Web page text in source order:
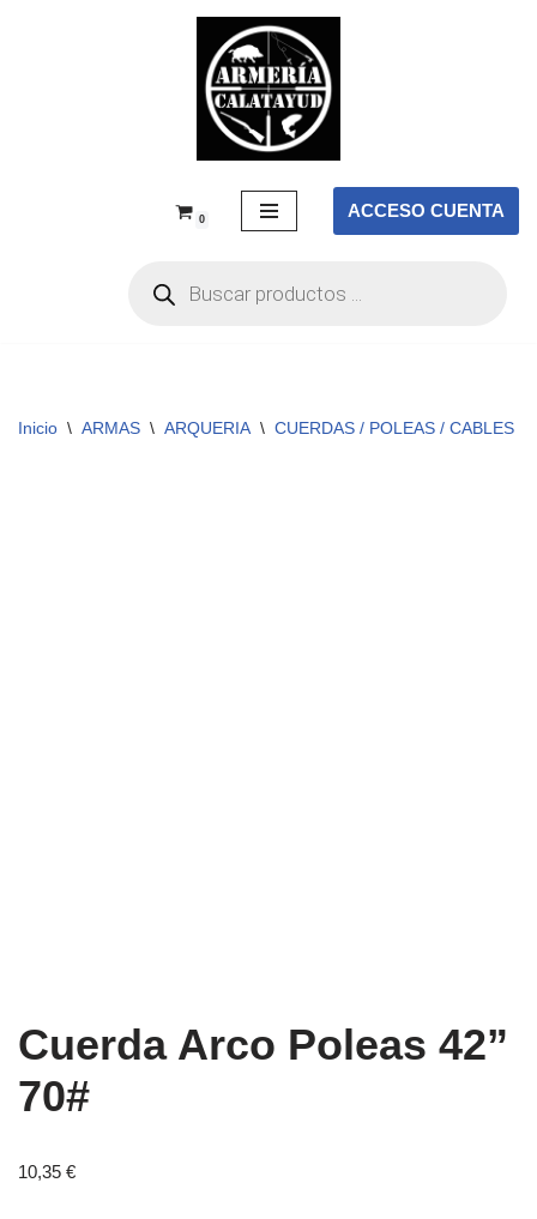
0 ACCESO CUENTA
Inicio \ ARMAS \ ARQUERIA \ CUERDAS / POLEAS / CABLES
Cuerda Arco Poleas 42”
70#
10,35 €